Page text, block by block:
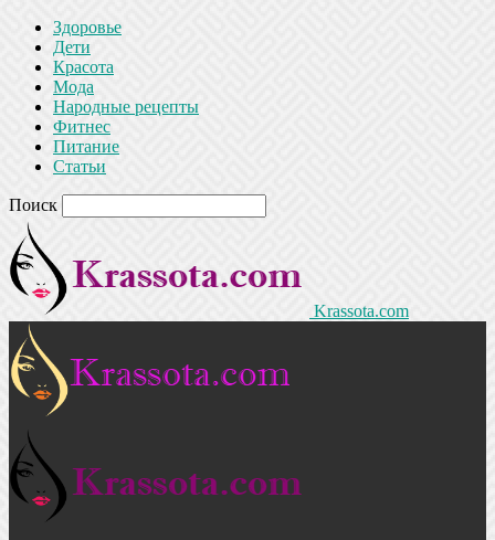
Здоровье
Дети
Красота
Мода
Народные рецепты
Фитнес
Питание
Статьи
Поиск
Krassota.com